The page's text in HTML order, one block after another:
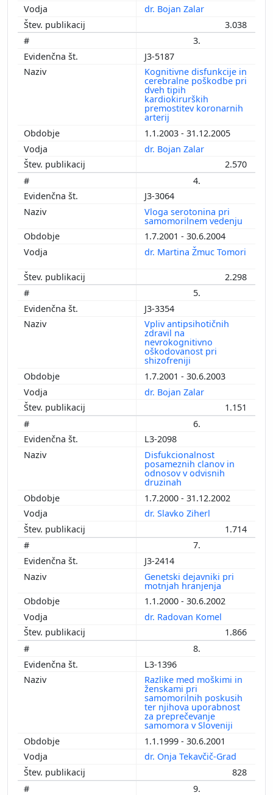
dr. Bojan Zalar
3.038
3.
J3-5187
Kognitivne disfunkcije in
cerebralne poškodbe pri
dveh tipih
kardiokirurških
premostitev koronarnih
arterij
1.1.2003 - 31.12.2005
dr. Bojan Zalar
2.570
4.
J3-3064
Vloga serotonina pri
samomorilnem vedenju
1.7.2001 - 30.6.2004
dr. Martina Žmuc Tomori
2.298
5.
J3-3354
Vpliv antipsihotičnih
zdravil na
nevrokognitivno
oškodovanost pri
shizofreniji
1.7.2001 - 30.6.2003
dr. Bojan Zalar
1.151
6.
L3-2098
Disfukcionalnost
posameznih clanov in
odnosov v odvisnih
druzinah
1.7.2000 - 31.12.2002
dr. Slavko Ziherl
1.714
7.
J3-2414
Genetski dejavniki pri
motnjah hranjenja
1.1.2000 - 30.6.2002
dr. Radovan Komel
1.866
8.
L3-1396
Razlike med moškimi in
ženskami pri
samomorilnih poskusih
ter njihova uporabnost
za preprečevanje
samomora v Sloveniji
1.1.1999 - 30.6.2001
dr. Onja Tekavčič-Grad
828
9.